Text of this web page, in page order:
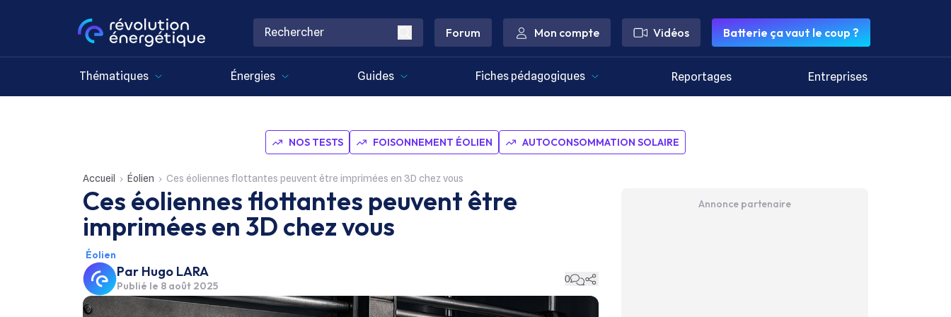
Forum Mon compte Vidéos Batterie ça vaut le coup ?
Thématiques Énergies Guides Fiches pédagogiques Reportages Entreprises
NOS TESTS FOISONNEMENT ÉOLIEN AUTOCONSOMMATION SOLAIRE
Accueil Éolien Ces éoliennes flottantes peuvent être imprimées en 3D chez vous
Ces éoliennes flottantes peuvent être
imprimées en 3D chez vous
Éolien
Par Hugo LARA
Publié le 8 août 2025
0
Annonce partenaire